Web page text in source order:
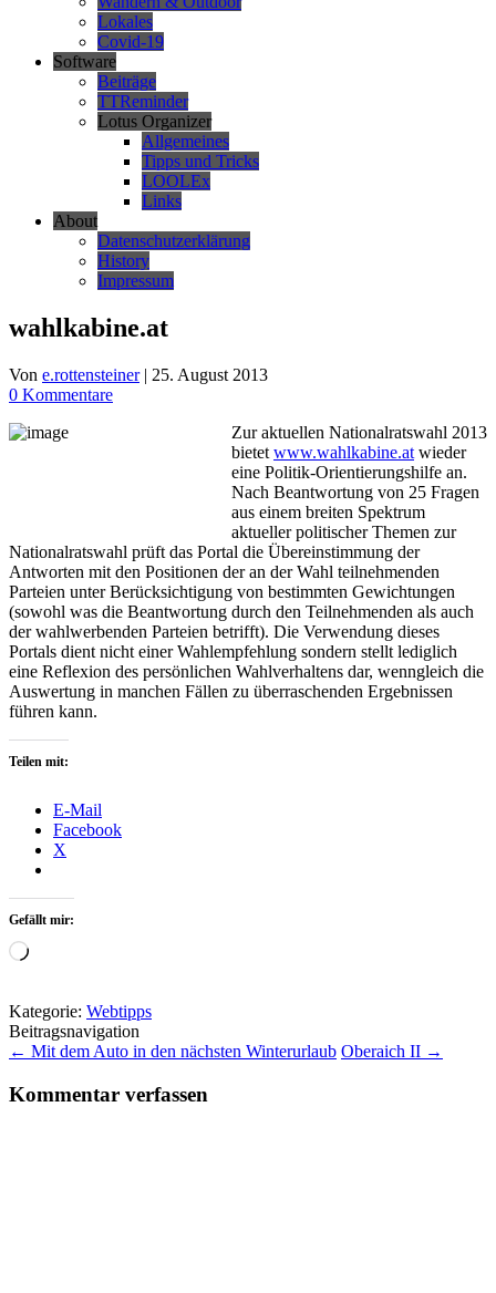
Lokales
Covid-19
Software
Beiträge
TTReminder
Lotus Organizer
Allgemeines
Tipps und Tricks
LOOLEx
Links
About
Datenschutzerklärung
History
Impressum
wahlkabine.at
Von e.rottensteiner | 25. August 2013
0 Kommentare
Zur aktuellen Nationalratswahl 2013
bietet www.wahlkabine.at wieder
eine Politik-Orientierungshilfe an.
Nach Beantwortung von 25 Fragen
aus einem breiten Spektrum
aktueller politischer Themen zur
Nationalratswahl prüft das Portal die Übereinstimmung der
Antworten mit den Positionen der an der Wahl teilnehmenden
Parteien unter Berücksichtigung von bestimmten Gewichtungen
(sowohl was die Beantwortung durch den Teilnehmenden als auch
der wahlwerbenden Parteien betrifft). Die Verwendung dieses
Portals dient nicht einer Wahlempfehlung sondern stellt lediglich
eine Reflexion des persönlichen Wahlverhaltens dar, wenngleich die
Auswertung in manchen Fällen zu überraschenden Ergebnissen
führen kann.
Teilen mit:
E-Mail
Facebook
X
Gefällt mir:
Wird
Kategorie: Webtipps
Beitragsnavigation
← Mit dem Auto in den nächsten Winterurlaub Oberaich II →
Kommentar verfassen